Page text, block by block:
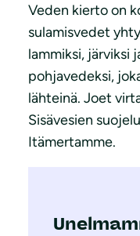
Veden kierto on
sulamisvedet
lammiksi, järviksi
pohjavedeksi,
lähteinä. Joet
Sisävesien
Itämertamme.